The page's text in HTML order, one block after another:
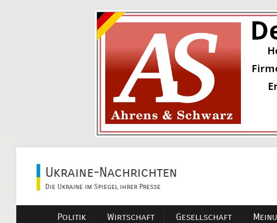
Ukraine-Nachrichten
Die Ukraine im Spiegel ihrer Presse
Politik Wirtschaft Gesellschaft